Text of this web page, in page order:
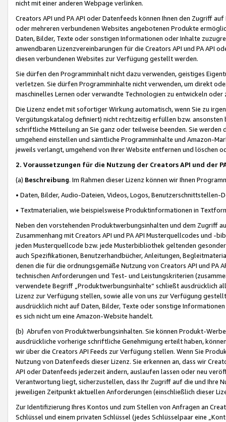
nicht mit einer anderen Webpage verlinken.
Creators API und PA API oder Datenfeeds können Ihnen den Zugriff
oder mehreren verbundenen Websites angebotenen Produkte
Daten, Bilder, Texte oder sonstigen Informationen oder Inhalte
anwendbaren Lizenzvereinbarungen für die Creators API und PA API
diesen verbundenen Websites zur Verfügung gestellt werden.
Sie dürfen den Programminhalt nicht dazu verwenden, geistiges
verletzen. Sie dürfen Programminhalte nicht verwenden, um direkt
maschinelles Lernen oder verwandte Technologien zu entwickeln
Die Lizenz endet mit sofortiger Wirkung automatisch, wenn Sie zu
Vergütungskatalog definiert) nicht rechtzeitig erfüllen bzw. ansonsten
schriftliche Mitteilung an Sie ganz oder teilweise beenden. Sie werden
umgehend einstellen und sämtliche Programminhalte und Amazon-
jeweils verlangt, umgehend von Ihrer Website entfernen und löschen
2. Voraussetzungen für die Nutzung der Creators API und der
(a) Beschreibung. Im Rahmen dieser Lizenz können wir Ihnen
• Daten, Bilder, Audio-Dateien, Videos, Logos, Benutzerschnittstellen-
• Textmaterialien, wie beispielsweise Produktinformationen in
Neben den vorstehenden Produktwerbungsinhalten und dem Zugriff
Zusammenhang mit Creators API und PA API Musterquellcodes und
jeden Musterquellcode bzw. jede Musterbibliothek geltenden
auch Spezifikationen, Benutzerhandbücher, Anleitungen,
denen die für die ordnungsgemäße Nutzung von Creators API und PA
technischen Anforderungen und Test- und Leistungskriterien
verwendete Begriff „Produktwerbungsinhalte“ schließt ausdrücklich
Lizenz zur Verfügung stellen, sowie alle von uns zur Verfügung
ausdrücklich nicht auf Daten, Bilder, Texte oder sonstige
es sich nicht um eine Amazon-Website handelt.
(b) Abrufen von Produktwerbungsinhalten. Sie können Produkt-
ausdrückliche vorherige schriftliche Genehmigung erteilt haben,
wir über die Creators API Feeds zur Verfügung stellen. Wenn Sie
Nutzung von Datenfeeds dieser Lizenz. Sie erkennen an, dass wir
API oder Datenfeeds jederzeit ändern, auslaufen lassen oder neu
Verantwortung liegt, sicherzustellen, dass Ihr Zugriff auf die und Ihre
jeweiligen Zeitpunkt aktuellen Anforderungen (einschließlich dieser
Zur Identifizierung Ihres Kontos und zum Stellen von Anfragen an
Schlüssel und einem privaten Schlüssel (jedes Schlüsselpaar eine